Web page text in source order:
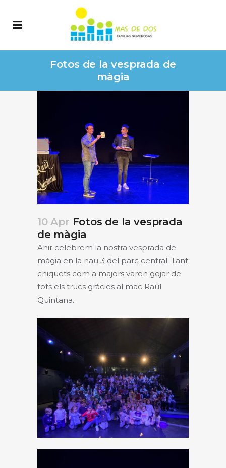
Fotos de la vesprada de
màgia
10 Apr Fotos de la vesprada
de màgia
Ahir celebrem la nostra vesprada de
màgia en la nau 3 del parc central. Tant
chiquets com a majors varen gojar de
tots els trucs gràcies al mac Raúl
Quintana..